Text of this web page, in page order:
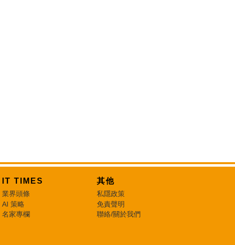
IT TIMES
業界頭條
AI 策略
名家專欄
其他
私隱政策
免責聲明
聯絡/關於我們